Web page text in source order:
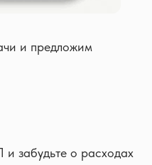
и предложим
забудьте о расходах